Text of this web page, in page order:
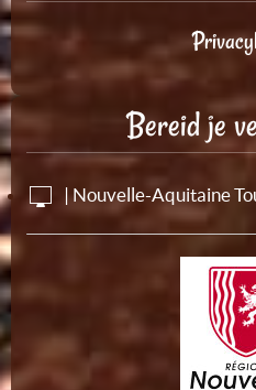
Bereid je
| Nouvelle-Aquitaine